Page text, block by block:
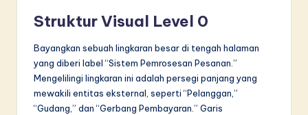
Struktur Visual Level 0
Bayangkan sebuah lingkaran besar di tengah halaman
yang diberi label “Sistem Pemrosesan Pesanan.”
Mengelilingi lingkaran ini adalah persegi panjang yang
mewakili entitas eksternal, seperti “Pelanggan,”
“Gudang,” dan “Gerbang Pembayaran.” Garis